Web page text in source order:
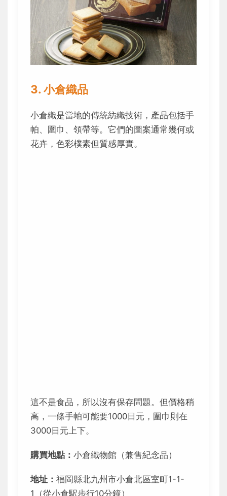
3. 小倉織品
小倉織是當地的傳統紡織技術，產品包括手
帕、圍巾、領帶等。它們的圖案通常幾何或
花卉，色彩樸素但質感厚實。
這不是食品，所以沒有保存問題。但價格稍
高，一條手帕可能要1000日元，圍巾則在
3000日元上下。
購買地點： 小倉織物館（兼售紀念品）
地址： 福岡縣北九州市小倉北區室町1-1-
1（從小倉駅步行10分鐘）